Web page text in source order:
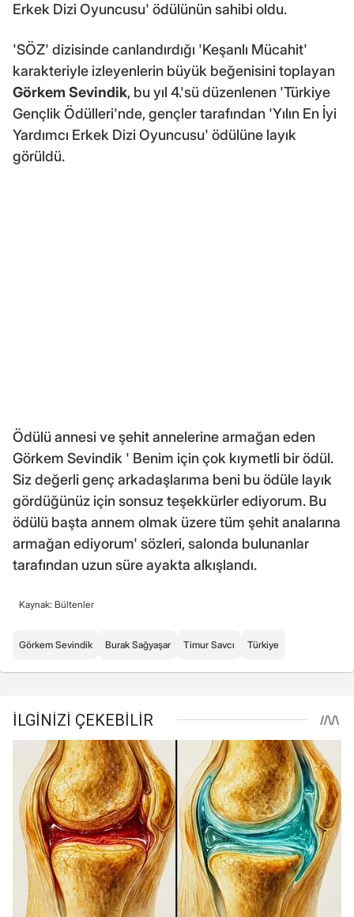
Erkek Dizi Oyuncusu' ödülünün sahibi oldu.
'SÖZ' dizisinde canlandırdığı 'Keşanlı Mücahit'
karakteriyle izleyenlerin büyük beğenisini toplayan
Görkem Sevindik, bu yıl 4.'sü düzenlenen 'Türkiye
Gençlik Ödülleri'nde, gençler tarafından 'Yılın En İyi
Yardımcı Erkek Dizi Oyuncusu' ödülüne layık
görüldü.
Ödülü annesi ve şehit annelerine armağan eden
Görkem Sevindik ' Benim için çok kıymetli bir ödül.
Siz değerli genç arkadaşlarıma beni bu ödüle layık
gördüğünüz için sonsuz teşekkürler ediyorum. Bu
ödülü başta annem olmak üzere tüm şehit analarına
armağan ediyorum' sözleri, salonda bulunanlar
tarafından uzun süre ayakta alkışlandı.
Kaynak: Bültenler
Görkem Sevindik Burak Sağyaşar Timur Savcı Türkiye